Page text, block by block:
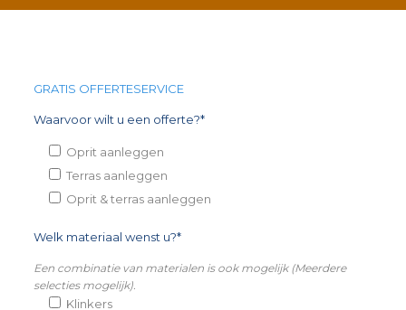
GRATIS OFFERTESERVICE
Waarvoor wilt u een offerte?*
Oprit aanleggen
Terras aanleggen
Oprit & terras aanleggen
Welk materiaal wenst u?*
Een combinatie van materialen is ook mogelijk (Meerdere
selecties mogelijk).
Klinkers